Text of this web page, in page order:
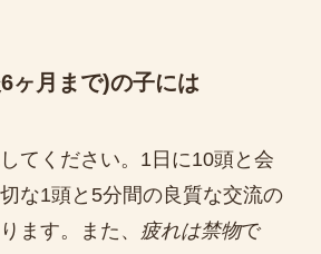
ヶ月まで)の子には
てください。1日に10頭と会
な1頭と5分間の良質な交流の
ます。また、 疲れは禁物で